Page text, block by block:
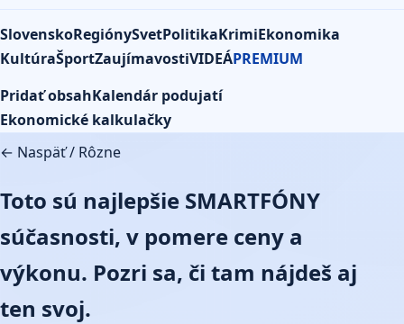
SlovenskoRegiónySvetPolitikaKrimiEkonomika
KultúraŠportZaujímavostiVIDEÁPREMIUM
Pridať obsahKalendár podujatí
Ekonomické kalkulačky
← Naspäť/ Rôzne
Toto sú najlepšie SMARTFÓNY
súčasnosti, v pomere ceny a
výkonu. Pozri sa, či tam nájdeš aj
ten svoj.